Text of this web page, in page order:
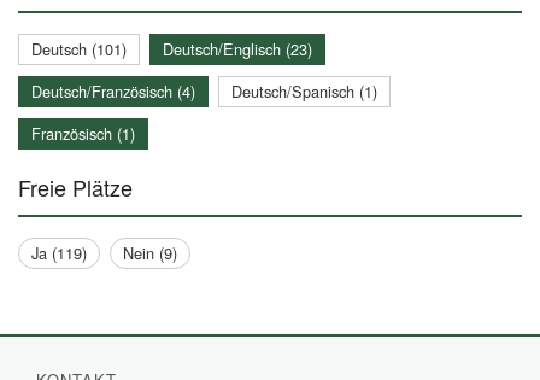
Deutsch (101)
Deutsch/Englisch (23)
Deutsch/Französisch (4)
Deutsch/Spanisch (1)
Französisch (1)
Freie Plätze
Ja (119) Nein (9)